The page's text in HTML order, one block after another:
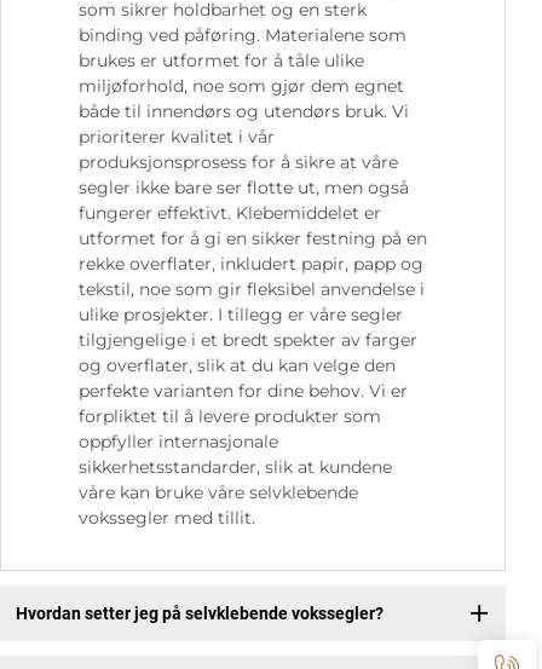
som sikrer holdbarhet og en sterk
binding ved påføring. Materialene som
brukes er utformet for å tåle ulike
miljøforhold, noe som gjør dem egnet
både til innendørs og utendørs bruk. Vi
prioriterer kvalitet i vår
produksjonsprosess for å sikre at våre
segler ikke bare ser flotte ut, men også
fungerer effektivt. Klebemiddelet er
utformet for å gi en sikker festning på en
rekke overflater, inkludert papir, papp og
tekstil, noe som gir fleksibel anvendelse i
ulike prosjekter. I tillegg er våre segler
tilgjengelige i et bredt spekter av farger
og overflater, slik at du kan velge den
perfekte varianten for dine behov. Vi er
forpliktet til å levere produkter som
oppfyller internasjonale
sikkerhetsstandarder, slik at kundene
våre kan bruke våre selvklebende
vokssegler med tillit.
Hvordan setter jeg på selvklebende vokssegler?